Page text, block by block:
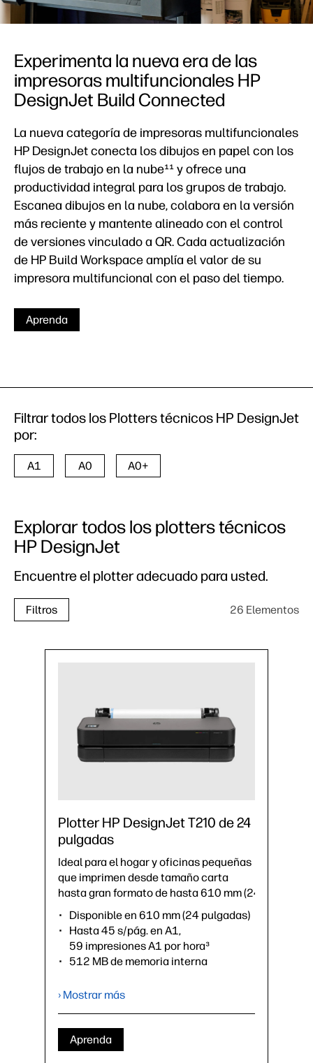
Experimenta la nueva era de las
impresoras multifuncionales HP
DesignJet Build Connected
La nueva categoría de impresoras multifuncionales
HP DesignJet conecta los dibujos en papel con los
flujos de trabajo en la nube¹¹ y ofrece una
productividad integral para los grupos de trabajo.
Escanea dibujos en la nube, colabora en la versión
más reciente y mantente alineado con el control
de versiones vinculado a QR. Cada actualización
de HP Build Workspace amplía el valor de su
impresora multifuncional con el paso del tiempo.
Aprenda
Filtrar todos los Plotters técnicos HP DesignJet
por:
A1 A0 A0+
Explorar todos los plotters técnicos
HP DesignJet
Encuentre el plotter adecuado para usted.
Filtros 26 Elementos
Plotter HP DesignJet T210 de 24
pulgadas
Ideal para el hogar y oficinas pequeñas
que imprimen desde tamaño carta
hasta gran formato de hasta 610 mm (24 pulgadas).
Disponible en 610 mm (24 pulgadas)
Hasta 45 s/pág. en A1,
59 impresiones A1 por hora³
512 MB de memoria interna
cubierta de rodillo, alimentador
›Ficha técnica (PDF)
› Mostrar más
Aprenda